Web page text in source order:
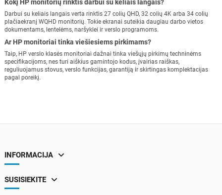
Kokį HP monitorių rinktis darbui su keliais langais?
Darbui su keliais langais verta rinktis 27 colių QHD, 32 colių 4K arba 34 colių
plačiaekranį WQHD monitorių. Tokie ekranai suteikia daugiau darbo vietos
dokumentams, lentelėms, naršyklei ir verslo programoms.
Ar HP monitoriai tinka viešiesiems pirkimams?
Taip, HP verslo klasės monitoriai dažnai tinka viešųjų pirkimų techninėms
specifikacijoms, nes turi aiškius gamintojo kodus, įvairias raiškas,
reguliuojamus stovus, verslo funkcijas, garantiją ir skirtingas komplektacijas
pagal poreikį.
INFORMACIJA
SUSISIEKITE